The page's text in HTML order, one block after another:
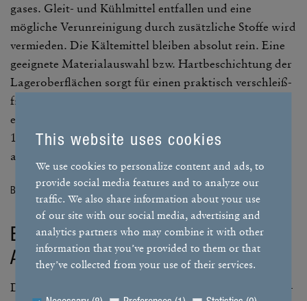
This website uses cookies
We use cookies to personalize content and ads, to
provide social media features and to analyze our
traffic. We also share information about your use
of our site with our social media, advertising and
analytics partners who may combine it with other
information that you’ve provided to them or that
they’ve collected from your use of their services.
gases. Gleit- und Kühl­mittel entfallen und eine
mögliche Verun­rei­ni­gung durch zusätz­liche Stoffe wird
vermieden. Die Kälte­mittel bleiben absolut rein. Eine
geeig­nete Mate­ri­al­aus­wahl bzw. Hart­be­schich­tung der
Lage­r­ober­flä­chen sorgt für einen prak­tisch verschleiß­
freien Start bzw. Rotor­aus­lauf. Grund­sätz­lich sind die
ebm-papst Verdichter auf eine Lebens­dauer von ca.
150.000 Stunden und mehr als eine Mio. Start-Stopps
ausge­legt.
Prev
ious
Bild 2: Verdich­te­ren­ve­lope für R290. (Bild | ebm-papst)
Effi­zi­enter Motor mit kompakten
Abmes­sungen
Die Motor­leis­tung defi­niert sich als Produkt aus Dreh­